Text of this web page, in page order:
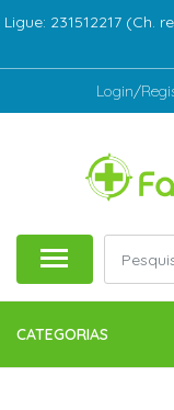
Ligue: 231512217
Login/
CATEGORIAS